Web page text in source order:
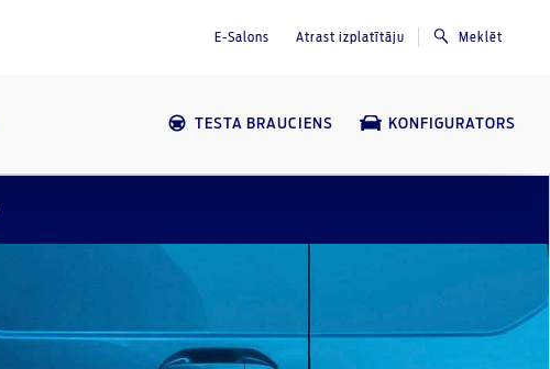
E-Salons Atrast izplatītāju Meklēt
TESTA BRAUCIENS KONFIGURATORS